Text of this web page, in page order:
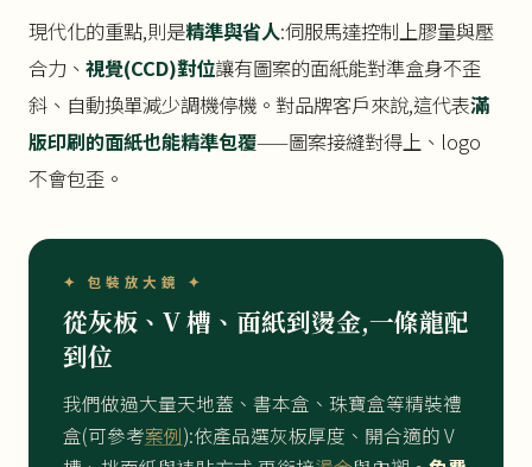
現代化的重點,則是精準與省人:伺服馬達控制上膠量與壓
合力、 視覺(CCD)對位讓有圖案的面紙能對準盒身不歪
斜、自動換單減少調機停機。對品牌客戶來說,這代表滿
版印刷的面紙也能精準包覆——圖案接縫對得上、logo
不會包歪。
✦ 包裝放大鏡 ✦
從灰板、V 槽、面紙到燙金,一條龍配
到位
我們做過大量天地蓋、書本盒、珠寶盒等精裝禮
盒(可參考案例):依產品選灰板厚度、開合適的 V